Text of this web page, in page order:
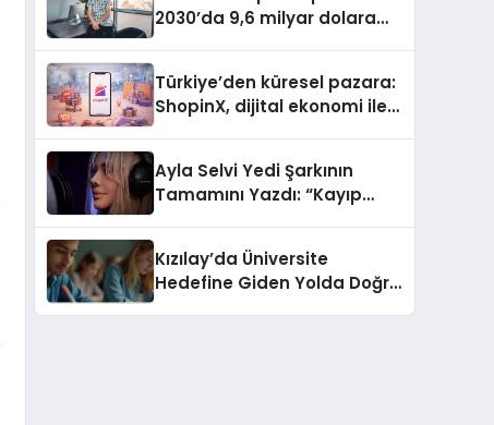
2030’da 9,6 milyar dolara
Türkiye’den küresel pazara:
ShopinX, dijital ekonomi ile
Ayla Selvi Yedi Şarkının
Tamamını Yazdı: “Kayıp
Kızılay’da Üniversite
Hedefine Giden Yolda Doğru